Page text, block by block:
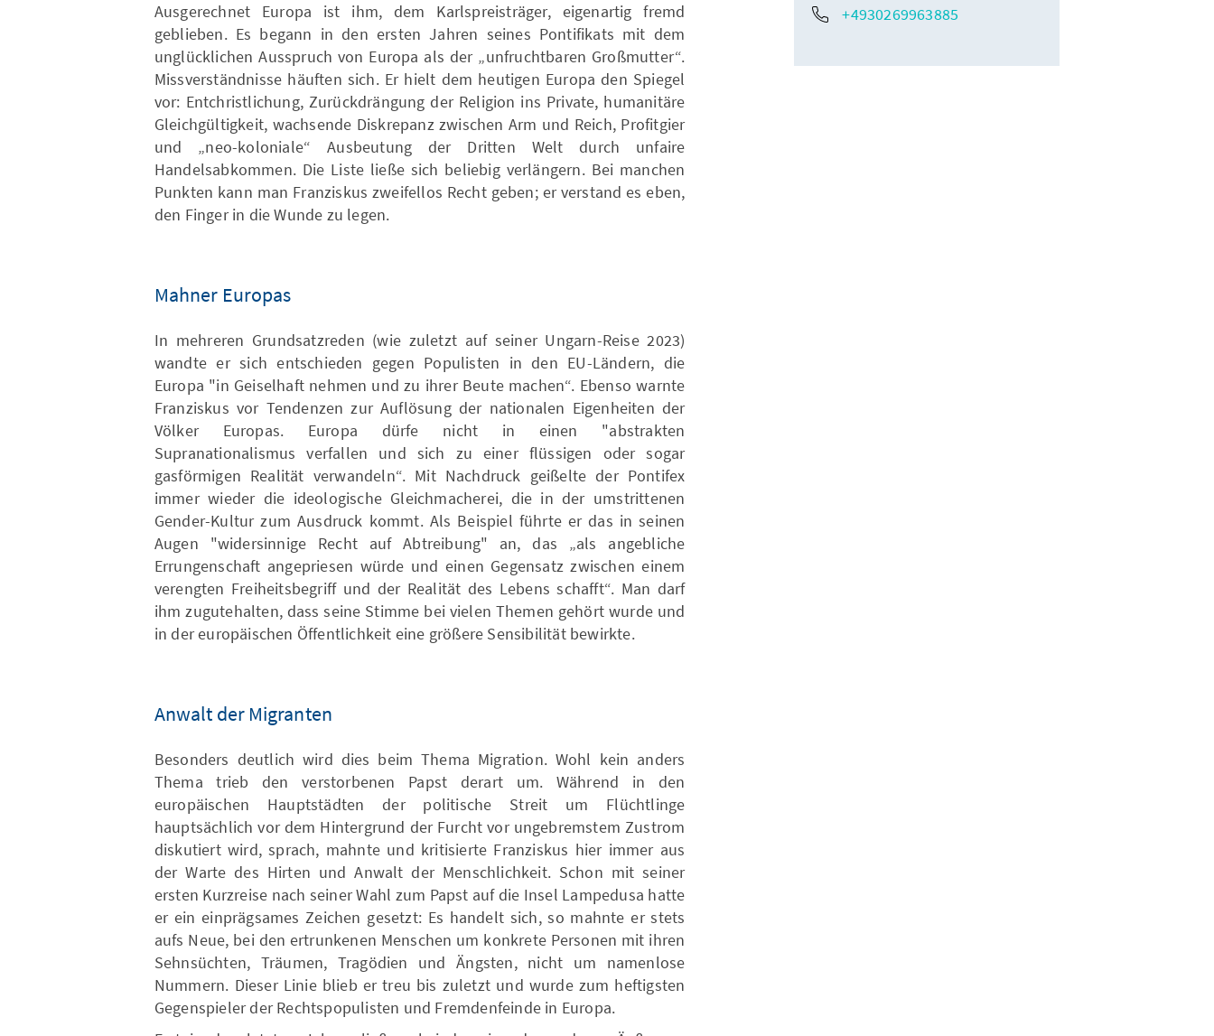
Ausgerechnet Europa ist ihm, dem Karlspreisträger, eigenartig fremd
geblieben. Es begann in den ersten Jahren seines Pontifikats mit dem
unglücklichen Ausspruch von Europa als der „unfruchtbaren Großmutter“.
Missverständnisse häuften sich. Er hielt dem heutigen Europa den Spiegel
vor: Entchristlichung, Zurückdrängung der Religion ins Private, humanitäre
Gleichgültigkeit, wachsende Diskrepanz zwischen Arm und Reich, Profitgier
und „neo-koloniale“ Ausbeutung der Dritten Welt durch unfaire
Handelsabkommen. Die Liste ließe sich beliebig verlängern. Bei manchen
Punkten kann man Franziskus zweifellos Recht geben; er verstand es eben,
den Finger in die Wunde zu legen.
Mahner Europas
In mehreren Grundsatzreden (wie zuletzt auf seiner Ungarn-Reise 2023)
wandte er sich entschieden gegen Populisten in den EU-Ländern, die
Europa "in Geiselhaft nehmen und zu ihrer Beute machen“. Ebenso warnte
Franziskus vor Tendenzen zur Auflösung der nationalen Eigenheiten der
Völker Europas. Europa dürfe nicht in einen "abstrakten
Supranationalismus verfallen und sich zu einer flüssigen oder sogar
gasförmigen Realität verwandeln“. Mit Nachdruck geißelte der Pontifex
immer wieder die ideologische Gleichmacherei, die in der umstrittenen
Gender-Kultur zum Ausdruck kommt. Als Beispiel führte er das in seinen
Augen "widersinnige Recht auf Abtreibung" an, das „als angebliche
Errungenschaft angepriesen würde und einen Gegensatz zwischen einem
verengten Freiheitsbegriff und der Realität des Lebens schafft“. Man darf
ihm zugutehalten, dass seine Stimme bei vielen Themen gehört wurde und
in der europäischen Öffentlichkeit eine größere Sensibilität bewirkte.
Anwalt der Migranten
Besonders deutlich wird dies beim Thema Migration. Wohl kein anders
Thema trieb den verstorbenen Papst derart um. Während in den
europäischen Hauptstädten der politische Streit um Flüchtlinge
hauptsächlich vor dem Hintergrund der Furcht vor ungebremstem Zustrom
diskutiert wird, sprach, mahnte und kritisierte Franziskus hier immer aus
der Warte des Hirten und Anwalt der Menschlichkeit. Schon mit seiner
ersten Kurzreise nach seiner Wahl zum Papst auf die Insel Lampedusa hatte
er ein einprägsames Zeichen gesetzt: Es handelt sich, so mahnte er stets
aufs Neue, bei den ertrunkenen Menschen um konkrete Personen mit ihren
Sehnsüchten, Träumen, Tragödien und Ängsten, nicht um namenlose
Nummern. Dieser Linie blieb er treu bis zuletzt und wurde zum heftigsten
Gegenspieler der Rechtspopulisten und Fremdenfeinde in Europa.
+4930269963885